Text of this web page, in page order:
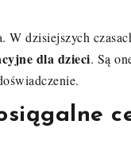
dzisiejszych
dla dzieci. Są